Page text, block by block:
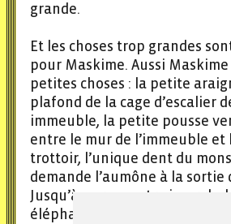
grande.
Et les choses trop grandes
pour Maskime. Aussi
petites choses : la petite
plafond de la cage d’escalier
immeuble, la petite pousse
entre le mur de l’immeuble et
trottoir, l’unique dent du
demande l’aumône à la sortie
Jusqu’à sa rencontre
éléphant ! Maskime va devoir